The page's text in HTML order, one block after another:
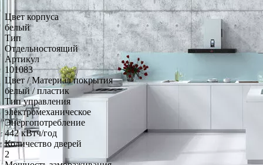
Цвет корпуса
белый
Тип
Отдельностоящий
Артикул
101083
Цвет / Материал покрытия
белый / пластик
Тип управления
электромеханическое
Энергопотребление
442 кВтч/год
Количество дверей
2